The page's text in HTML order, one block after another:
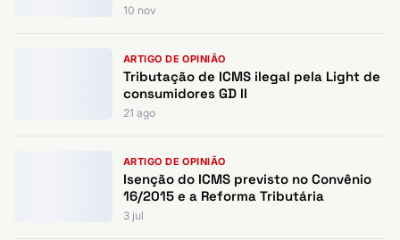
10 nov
ARTIGO DE OPINIÃO
Tributação de ICMS ilegal pela Light de
consumidores GD II
21 ago
ARTIGO DE OPINIÃO
Isenção do ICMS previsto no Convênio
16/2015 e a Reforma Tributária
3 jul